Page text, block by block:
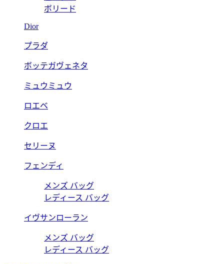
ボリード
Dior
プラダ
ボッテガヴェネタ
ミュウミュウ
ロエベ
クロエ
セリーヌ
フェンディ
メンズ バッグ
レディース バッグ
イヴサンローラン
メンズ バッグ
レディース バッグ